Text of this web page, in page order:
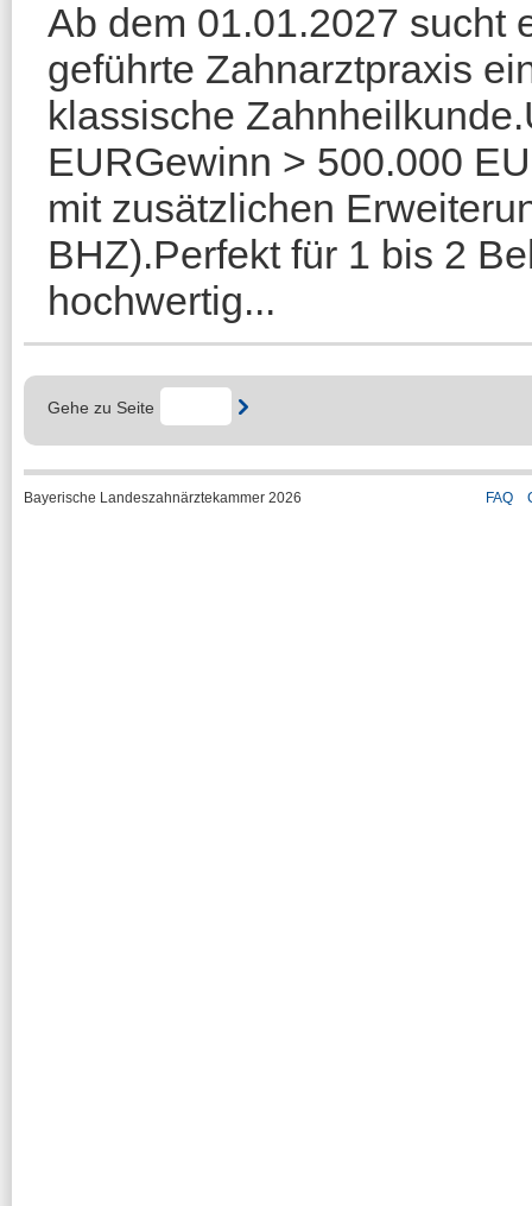
Ab dem 01.01.2027 sucht
geführte Zahnarztpraxis
klassische
EURGewinn > 500.000
mit zusätzlichen
BHZ).Perfekt für 1 bis 2
hochwertig...
Gehe zu Seite
Bayerische Landeszahnärztekammer 2026 FAQ